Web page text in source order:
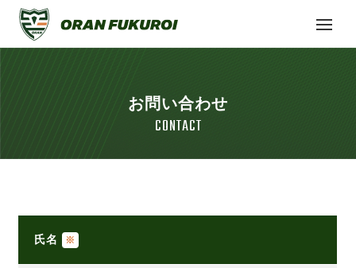
お問い合わせ
CONTACT
氏名 ※